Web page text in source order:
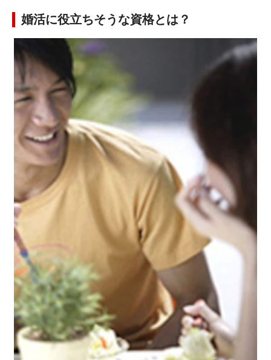
婚活に役立ちそうな資格とは？